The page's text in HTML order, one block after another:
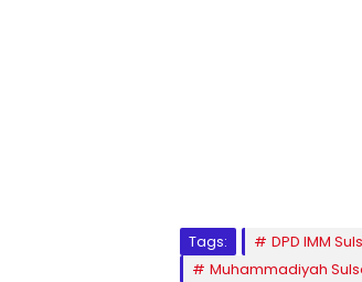
Tags: DPD IMM
Muhammadiyah